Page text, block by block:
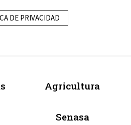
DE PRIVACIDAD
Agricultura
Senasa